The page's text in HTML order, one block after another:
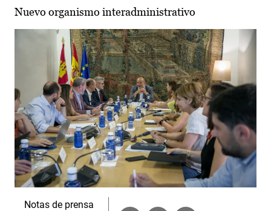
Nuevo organismo interadministrativo
Notas de prensa